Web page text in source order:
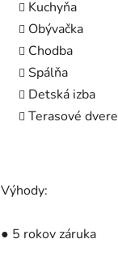
Kuchyňa
Obývačka
Chodba
Spálňa
Detská izba
Terasové dvere
Výhody:
● 5 rokov záruka